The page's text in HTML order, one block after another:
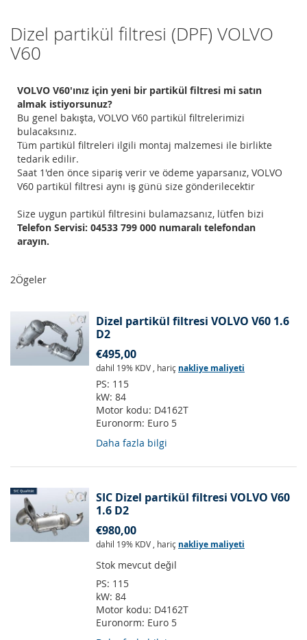
Dizel partikül filtresi (DPF) VOLVO
V60
VOLVO V60'ınız için yeni bir partikül filtresi mi satın
almak istiyorsunuz?
Bu genel bakışta, VOLVO V60 partikül filtrelerimizi
bulacaksınız.
Tüm partikül filtreleri ilgili montaj malzemesi ile birlikte
tedarik edilir.
Saat 1'den önce sipariş verir ve ödeme yaparsanız, VOLVO
V60 partikül filtresi aynı iş günü size gönderilecektir
Size uygun partikül filtresini bulamazsanız, lütfen bizi
Telefon Servisi: 04533 799 000 numaralı telefondan
arayın.
2Ögeler
Dizel partikül filtresi VOLVO V60 1.6
D2
€495,00
dahil 19% KDV , hariç nakliye maliyeti
PS: 115
kW: 84
Motor kodu: D4162T
Euronorm: Euro 5
Daha fazla bilgi
SIC Dizel partikül filtresi VOLVO V60
1.6 D2
€980,00
dahil 19% KDV , hariç nakliye maliyeti
Stok mevcut değil
PS: 115
kW: 84
Motor kodu: D4162T
Euronorm: Euro 5